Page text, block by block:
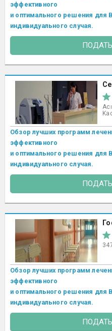
эффективного
и оптимального решения для
индивидуального случая.
Обзор лучших программ
эффективного
и оптимального решения для
индивидуального случая.
Обзор лучших программ
эффективного
и оптимального решения для
индивидуального случая.